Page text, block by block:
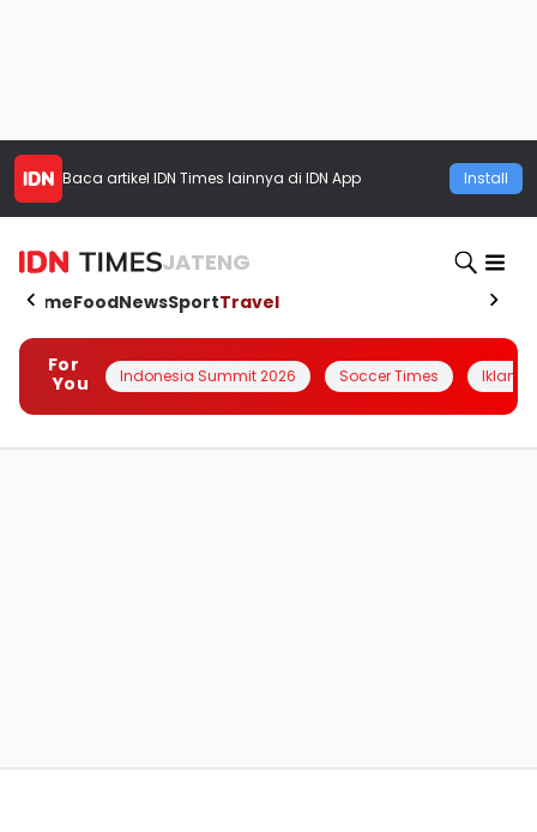
Baca artikel IDN Times lainnya di IDN App Install
JATENG
HomeFoodNewsSportTravel
For
You
Indonesia Summit 2026 Soccer Times Iklanin